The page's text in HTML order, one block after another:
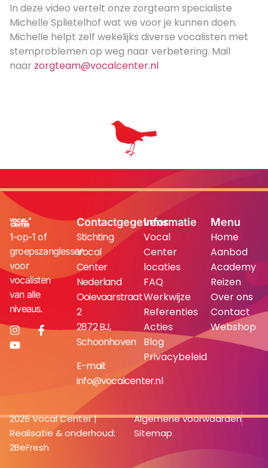
In deze video vertelt onze zorgteam specialiste
Michelle Splietelhof wat we voor je kunnen doen.
Michelle helpt zelf wekelijks diverse vocalisten met
stemproblemen op weg naar verbetering. Mail
naar zorgteam@vocalcenter.nl
1-op-1 of
groepszanglessen
voor
vocalisten
van alle
niveaus.
Contactgegevens
Stichting
Vocal
Center
Nederland
Ooievaarstraat
2
2872 BJ,
Schoonhoven
E-mail:
info@vocalcenter.nl
Informatie
Vocal
Center
locaties
FAQ
Werkwijze
Referenties
Acties
Blog
Privacybeleid
Menu
Home
Aanbod
Academy
Reizen
Over ons
Contact
Webshop
2026 Vocal Center |
Realisatie & onderhoud:
2BeFresh
Algemene voorwaarden
Sitemap